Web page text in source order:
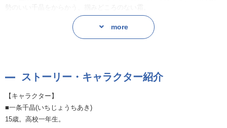
そんな霜の煽りによって『モテ対決』が始まります。
「こうも避けられてると、
霜が何か企むように告げると、[お互いへのキスのみカウント]のルールが
追加に！
more
ストーリー・キャラクター紹介
【キャラクター】
■一条千晶(いちじょうちあき)
15歳。高校一年生。